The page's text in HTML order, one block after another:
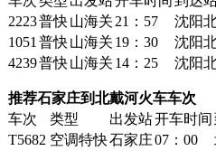
2223普快山海关 21：57 沈阳
1051 普快山海关 19：30 沈阳
4239普快山海关 14：25 沈阳
推荐石家庄到北戴河火车车次
车次
类型 出发站开车时间
T5682 空调特快石家庄07：00